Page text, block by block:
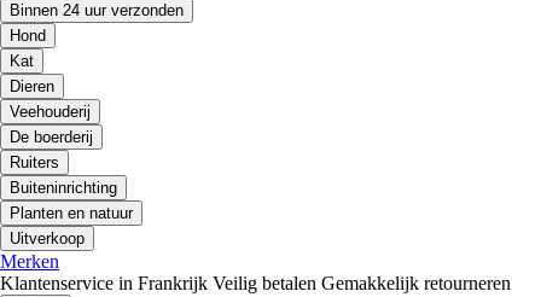
Binnen 24 uur verzonden
Hond
Kat
Dieren
Veehouderij
De boerderij
Ruiters
Buiteninrichting
Planten en natuur
Uitverkoop
Merken
Klantenservice in Frankrijk Veilig betalen Gemakkelijk retourneren